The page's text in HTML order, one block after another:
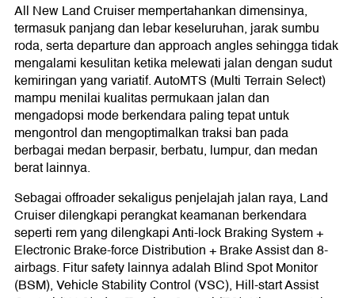
All New Land Cruiser mempertahankan dimensinya,
termasuk panjang dan lebar keseluruhan, jarak sumbu
roda, serta departure dan approach angles sehingga tidak
mengalami kesulitan ketika melewati jalan dengan sudut
kemiringan yang variatif. AutoMTS (Multi Terrain Select)
mampu menilai kualitas permukaan jalan dan
mengadopsi mode berkendara paling tepat untuk
mengontrol dan mengoptimalkan traksi ban pada
berbagai medan berpasir, berbatu, lumpur, dan medan
berat lainnya.
Sebagai offroader sekaligus penjelajah jalan raya, Land
Cruiser dilengkapi perangkat keamanan berkendara
seperti rem yang dilengkapi Anti-lock Braking System +
Electronic Brake-force Distribution + Brake Assist dan 8-
airbags. Fitur safety lainnya adalah Blind Spot Monitor
(BSM), Vehicle Stability Control (VSC), Hill-start Assist